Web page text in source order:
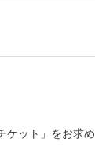
ケット」をお求め